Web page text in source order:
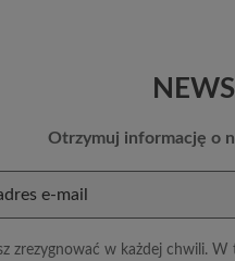
Otrzymuj informację o
zrezygnować w każdej chwili. W